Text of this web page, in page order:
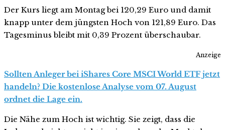
Der Kurs liegt am Montag bei 120,29 Euro und damit
knapp unter dem jüngsten Hoch von 121,89 Euro. Das
Tagesminus bleibt mit 0,39 Prozent überschaubar.
Anzeige
Sollten Anleger bei iShares Core MSCI World ETF jetzt
handeln? Die kostenlose Analyse vom 07. August
ordnet die Lage ein.
Die Nähe zum Hoch ist wichtig. Sie zeigt, dass die